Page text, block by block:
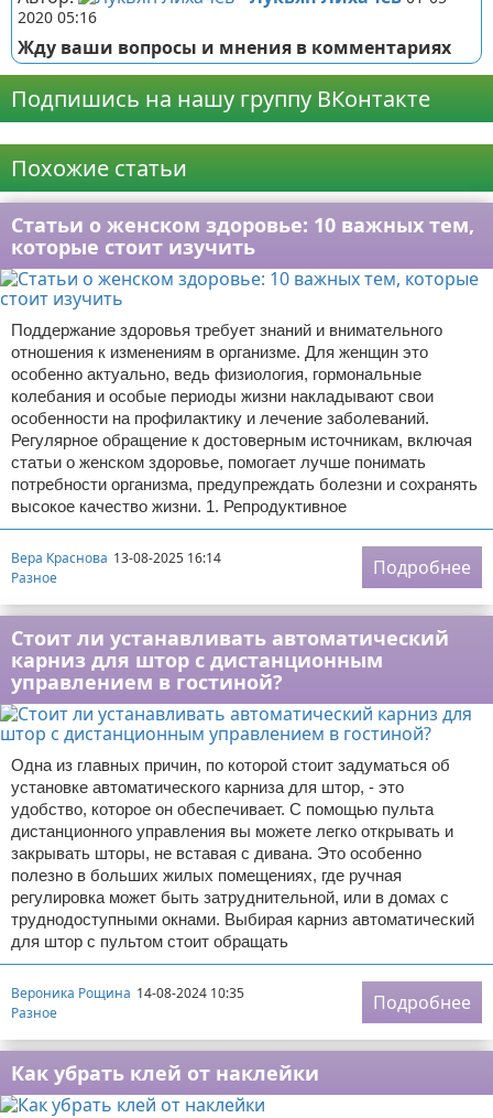
2020 05:16
Жду ваши вопросы и мнения в комментариях
Подпишись на нашу группу ВКонтакте
Похожие статьи
Статьи о женском здоровье: 10 важных тем,
которые стоит изучить
Поддержание здоровья требует знаний и внимательного
отношения к изменениям в организме. Для женщин это
особенно актуально, ведь физиология, гормональные
колебания и особые периоды жизни накладывают свои
особенности на профилактику и лечение заболеваний.
Регулярное обращение к достоверным источникам, включая
статьи о женском здоровье, помогает лучше понимать
потребности организма, предупреждать болезни и сохранять
высокое качество жизни. 1. Репродуктивное
Вера Краснова 13-08-2025 16:14
Разное
Подробнее
Стоит ли устанавливать автоматический
карниз для штор с дистанционным
управлением в гостиной?
Одна из главных причин, по которой стоит задуматься об
установке автоматического карниза для штор, - это
удобство, которое он обеспечивает. С помощью пульта
дистанционного управления вы можете легко открывать и
закрывать шторы, не вставая с дивана. Это особенно
полезно в больших жилых помещениях, где ручная
регулировка может быть затруднительной, или в домах с
труднодоступными окнами. Выбирая карниз автоматический
для штор с пультом стоит обращать
Вероника Рощина 14-08-2024 10:35
Разное
Подробнее
Как убрать клей от наклейки